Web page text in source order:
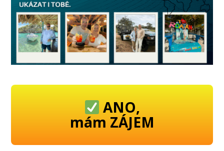
ANO,
mám ZÁJEM